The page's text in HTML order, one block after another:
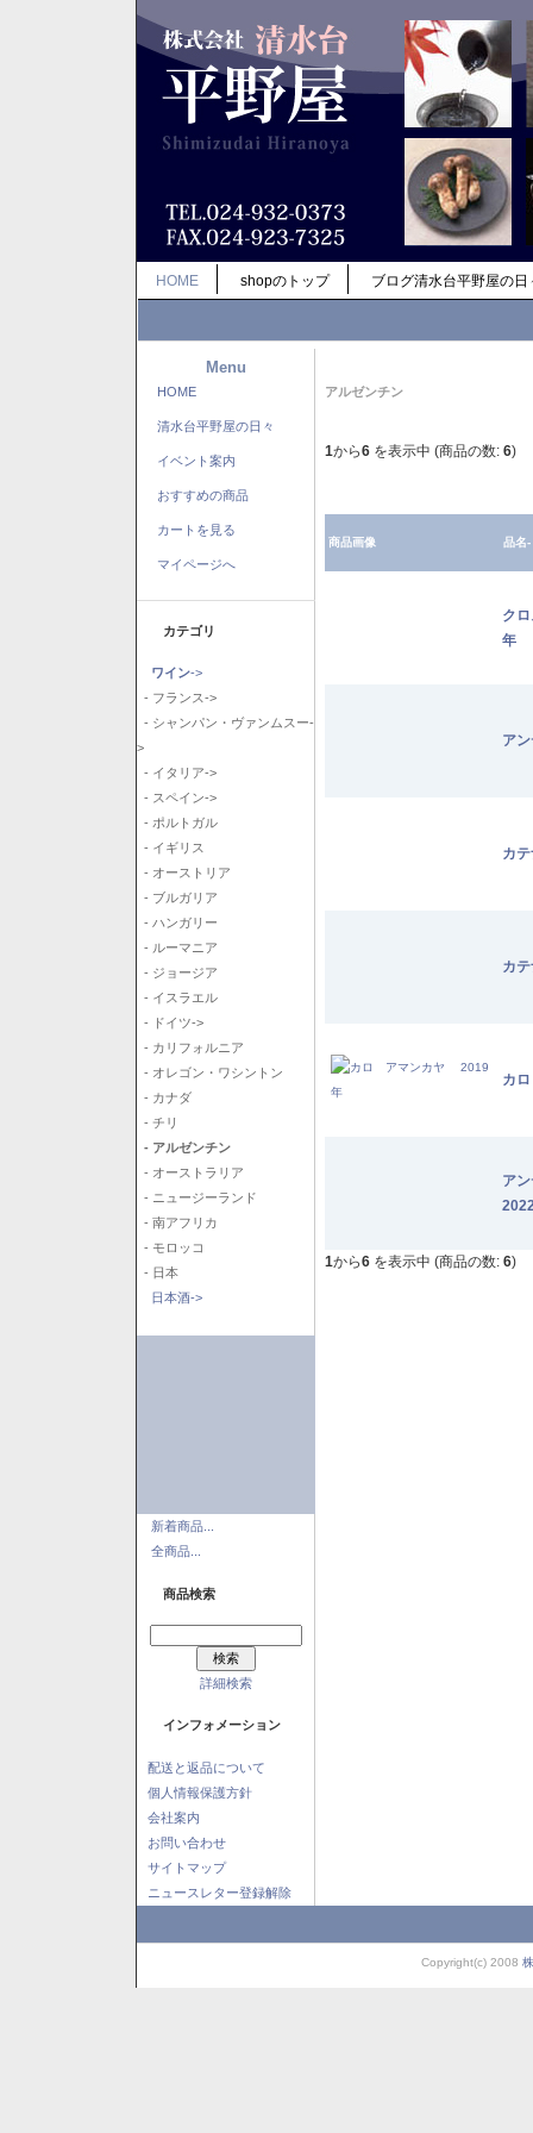
HOME shopのトップ ブログ清水台平野屋の日
Menu
HOME
清水台平野屋の日々
イベント案内
おすすめの商品
カートを見る
マイページへ
カテゴリ
ワイン->
- フランス->
- シャンパン・ヴァンムスー-
>
- イタリア->
- スペイン->
- ポルトガル
- イギリス
- オーストリア
- ブルガリア
- ハンガリー
- ルーマニア
- ジョージア
- イスラエル
- ドイツ->
- カリフォルニア
- オレゴン・ワシントン
- カナダ
- チリ
- アルゼンチン
- オーストラリア
- ニュージーランド
- 南アフリカ
- モロッコ
- 日本
日本酒->
新着商品...
全商品...
商品検索
詳細検索
インフォメーション
配送と返品について
個人情報保護方針
会社案内
お問い合わせ
サイトマップ
ニュースレター登録解除
アルゼンチン
1から6 を表示中 (商品の数: 6)
商品画像 品名-
ク
年
ア
カ
カ
カ
ア
1から6 を表示中 (商品の数: 6)
Copyright(c) 2008